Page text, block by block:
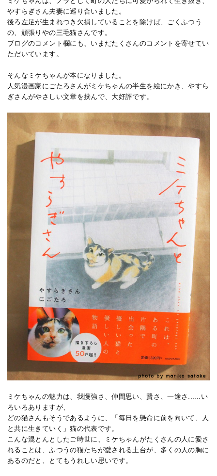
やすらぎさん夫妻に巡り合いました。
後ろ左足が生まれつき欠損していることを除けば、ごくふつう
の、頑張りやの三毛猫さんです。
ブログのコメント欄にも、いまだたくさんのコメントを寄せてい
ただいています。
そんなミケちゃんが本になりました。
人気漫画家にごたろさんがミケちゃんの半生を絵にかき、やすら
ぎさんがやさしい文章を挟んで、大好評です。
ミケちゃんの魅力は、我慢強さ、仲間思い、賢さ、一途さ......い
ろいろありますが、
どの猫さんもそうであるように、「毎日を懸命に前を向いて、人
と共に生きていく」猫の代表です。
こんな混とんとしたご時世に、ミケちゃんがたくさんの人に愛さ
れることは、ふつうの猫たちが愛される土台が、多くの人の胸に
あるのだと、とてもうれしい思いです。